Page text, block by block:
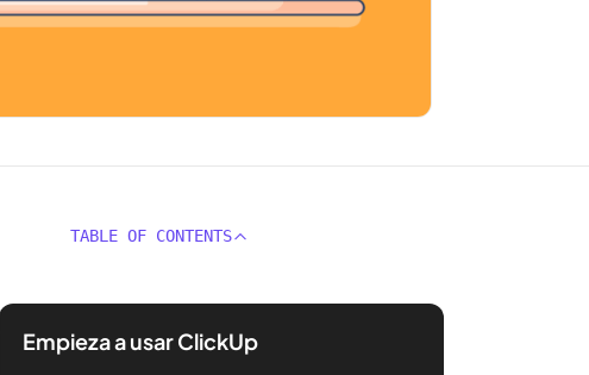
TABLE OF CONTENTS
Empieza a usar ClickUp